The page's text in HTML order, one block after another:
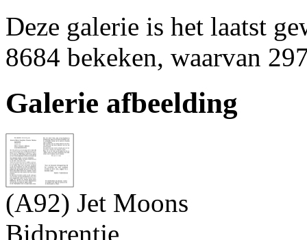
Deze galerie is het laatst
8684 bekeken, waarvan
Galerie afbeelding
(A92) Jet Moons
Bidprentje